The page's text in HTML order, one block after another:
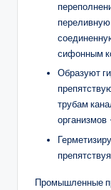
сифонным
Образуют
трубам
организмов
Промышленные